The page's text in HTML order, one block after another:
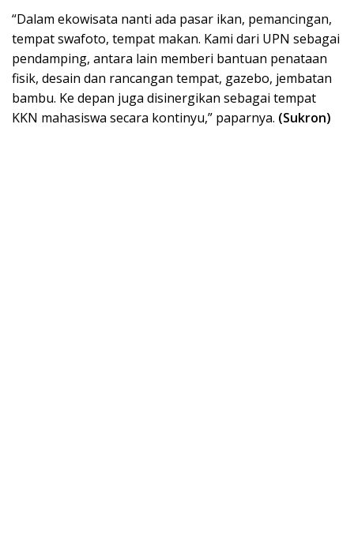
“Dalam ekowisata nanti ada pasar ikan, pemancingan,
tempat swafoto, tempat makan. Kami dari UPN sebagai
pendamping, antara lain memberi bantuan penataan
fisik, desain dan rancangan tempat, gazebo, jembatan
bambu. Ke depan juga disinergikan sebagai tempat
KKN mahasiswa secara kontinyu,” paparnya. (Sukron)